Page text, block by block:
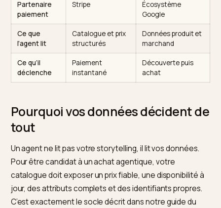
tous les profils, Etsy en première marketplace active,
surtout plus d’un million de marchands Shopify déjà
engagés dans le processus d’intégration. Si vous
sur Shopify, vous êtes concerné, que vous l’ayez
ou non.
Périmètre
Partenaire
paiement
Stripe
Écosystème
Google
Ce que
l’agent lit
Catalogue et prix
structurés
Données produit
marchand